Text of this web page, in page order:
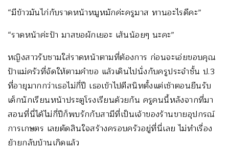
“มีข้าวมันไก่กับราดหน้าหมูหมักค่ะครูมาส ทานอะไรดีคะ”
“ราดหน้าค่ะป้า มาสขอผักเยอะ เส้นน้อยๆ นะคะ”
หญิงสาวรับชามใส่ราดหน้าตามที่ต้องการ ก่อนจะเอ่ยขอบคุณ
ป้าแม่ครัวที่จัดให้ตามคำขอ แล้วเดินไปนั่งกับครูประจำชั้น ป.3
ที่อายุมากกว่าเธอไม่กี่ปี เธอเข้าไปตีสนิทตั้งแต่เช้าตอนยืนรับ
เด็กนักเรียนหน้าประตูโรงเรียนด้วยกัน ครูคนนี้หลังจากที่มา
สอนที่นี่ได้ไม่กี่ปีก็พบรักกับสามีที่เป็นเจ้าของร้านขายอุปกรณ์
การเกษตร เลยตัดสินใจสร้างครอบครัวอยู่ที่นี่เลย ไม่ทำเรื่อง
ย้ายกลับบ้านเกิดแล้ว